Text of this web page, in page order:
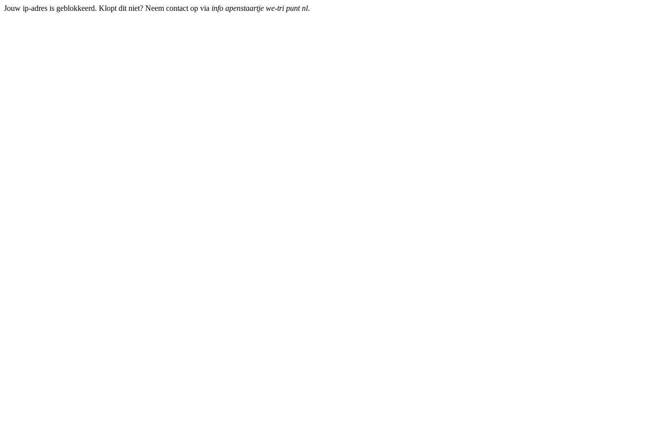
Jouw ip-adres is geblokkeerd. Klopt dit niet? Neem contact op via info apenstaartje we-tri punt nl.